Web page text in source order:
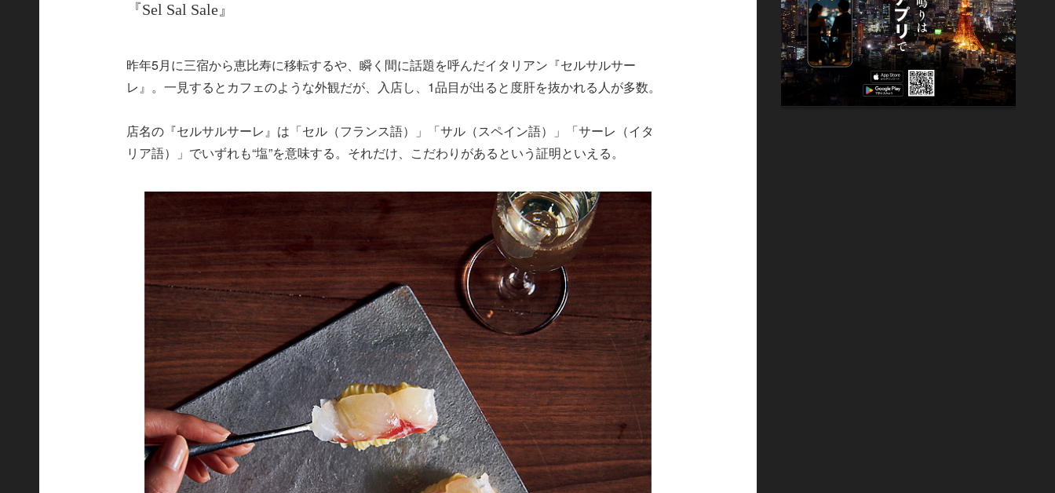
『Sel Sal Sale』
昨年5月に三宿から恵比寿に移転するや、瞬く間に話題を呼んだイタリアン『セルサルサー
レ』。一見するとカフェのような外観だが、入店し、1品目が出ると度肝を抜かれる人が多数。
店名の『セルサルサーレ』は「セル（フランス語）」「サル（スペイン語）」「サーレ（イタ
リア語）」でいずれも“塩”を意味する。それだけ、こだわりがあるという証明といえる。